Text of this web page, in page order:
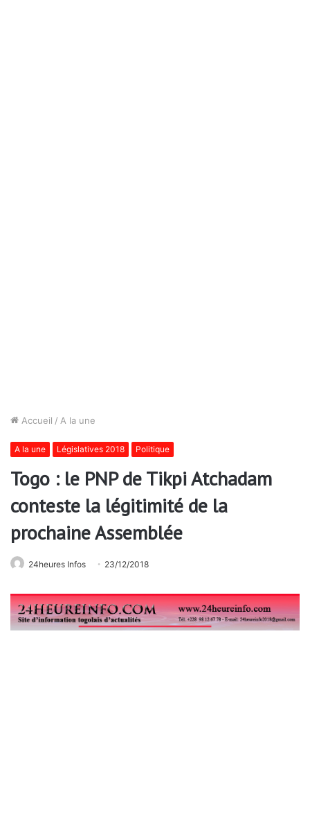
Accueil / A la une
A la une Législatives 2018 Politique
Togo : le PNP de Tikpi Atchadam
conteste la légitimité de la
prochaine Assemblée
24heures Infos 23/12/2018